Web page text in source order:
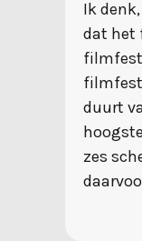
Ik
dat het
duurt
zes